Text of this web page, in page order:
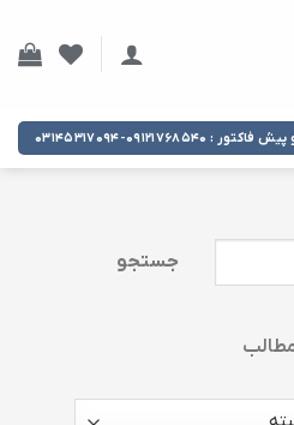
۰۳۱۴۵۳۱۷۰۹۴
جستجو